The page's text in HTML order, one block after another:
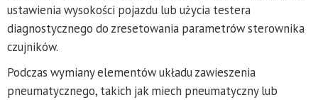
ustawienia wysokości pojazdu lub użycia testera
diagnostycznego do zresetowania parametrów sterownika
czujników.
Podczas wymiany elementów układu zawieszenia
pneumatycznego, takich jak miech pneumatyczny lub